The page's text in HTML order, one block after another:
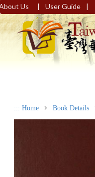
Us | User Guide |
::: Home Book Details